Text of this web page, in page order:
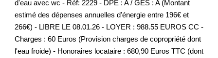
d'eau avec wc - Réf: 2229 - DPE : A / GES : A (Montant
estimé des dépenses annuelles d'énergie entre 196€ et
266€) - LIBRE LE 08.01.26 - LOYER : 988.55 EUROS CC -
Charges : 60 Euros (Provision charges de copropriété dont
l'eau froide) - Honoraires locataire : 680,90 Euros TTC (dont